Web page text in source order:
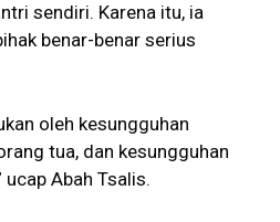
sendiri. Karena itu, ia
benar-benar serius
oleh kesungguhan
tua, dan kesungguhan
Abah Tsalis.